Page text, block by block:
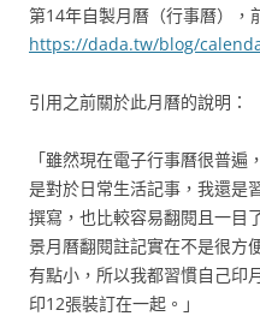
第14年自製月曆（行事曆），
https://dada.tw/blog/
引用之前關於此月曆的說明：
「雖然現在電子行事曆很普
是對於日常生活記事，我還是
撰寫，也比較容易翻閱且一目
景月曆翻閱註記實在不是很方
有點小，所以我都習慣自己印
印12張裝訂在一起。」